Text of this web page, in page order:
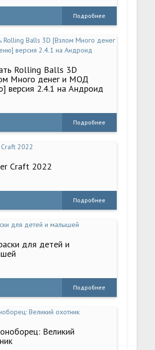
Подробнее
Rolling Balls 3D
Много денег и МОД
версия 2.4.1 на Андроид
Подробнее
Craft 2022
Подробнее
для детей и
Подробнее
Великий